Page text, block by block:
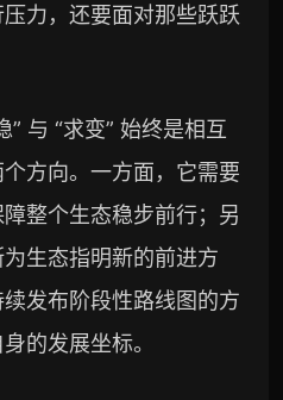
力，还要面对那些跃跃
” 与 “求变” 始终是相互
方向。一方面，它需要
整个生态稳步前行；另
生态指明新的前进方
发布阶段性路线图的方
的发展坐标。